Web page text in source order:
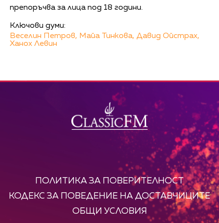
препоръчва за лица под 18 години.
Ключови думи:
Веселин Петров, Майа Тинкова, Давид Ойстрах,
Ханох Левин
ПОЛИТИКА ЗА ПОВЕРИТЕЛНОСТ
КОДЕКС ЗА ПОВЕДЕНИЕ НА ДОСТАВЧИЦИТЕ
ОБЩИ УСЛОВИЯ